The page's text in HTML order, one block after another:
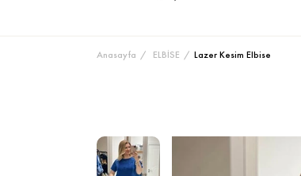
Anasayfa ELBİSE Lazer Kesim Elbise